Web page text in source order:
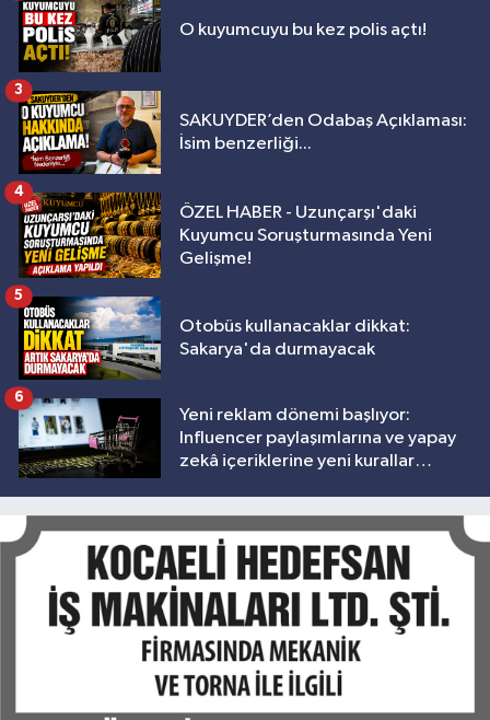
O kuyumcuyu bu kez polis açtı!
SAKUYDER’den Odabaş Açıklaması:
İsim benzerliği...
3
ÖZEL HABER - Uzunçarşı'daki
Kuyumcu Soruşturmasında Yeni
Gelişme!
4
Otobüs kullanacaklar dikkat:
Sakarya'da durmayacak
5
Yeni reklam dönemi başlıyor:
Influencer paylaşımlarına ve yapay
zekâ içeriklerine yeni kurallar
6